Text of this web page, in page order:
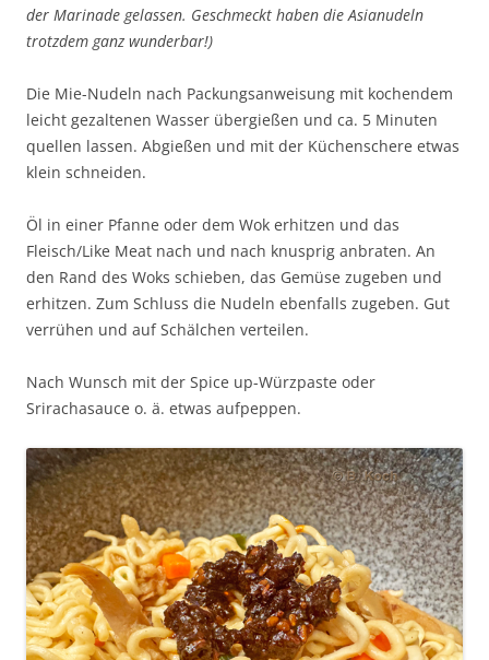
der Marinade gelassen. Geschmeckt haben die Asianudeln
trotzdem ganz wunderbar!)
Die Mie-Nudeln nach Packungsanweisung mit kochendem
leicht gezaltenen Wasser übergießen und ca. 5 Minuten
quellen lassen. Abgießen und mit der Küchenschere etwas
klein schneiden.
Öl in einer Pfanne oder dem Wok erhitzen und das
Fleisch/Like Meat nach und nach knusprig anbraten. An
den Rand des Woks schieben, das Gemüse zugeben und
erhitzen. Zum Schluss die Nudeln ebenfalls zugeben. Gut
verrühen und auf Schälchen verteilen.
Nach Wunsch mit der Spice up-Würzpaste oder
Srirachasauce o. ä. etwas aufpeppen.